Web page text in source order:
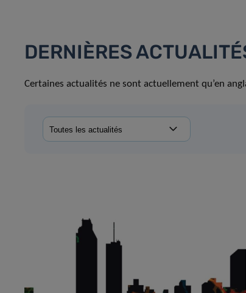
DERNIÈRES
Certaines actualités ne sont actuellement qu’en